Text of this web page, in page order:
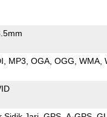
MP3 OGA OGG WMA